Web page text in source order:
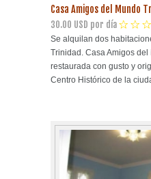
Casa Amigos del Mundo
30.00 USD por día
Se alquilan dos
Trinidad. Casa Amigos
restaurada con gusto y
Centro Histórico de la